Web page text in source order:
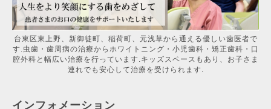
台東区東上野、新御徒町、稲荷町、元浅草から通える優しい歯医者で
す.虫歯・歯周病の治療からホワイトニング・小児歯科・矯正歯科・口
腔外科と幅広い治療を行っています.キッズスペースもあり、お子さま
連れでも安心して治療を受けられます.
インフォメーション